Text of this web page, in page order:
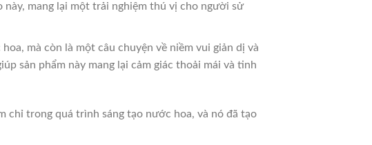
mang lại một trải nghiệm thú vị cho người sử
mà còn là một câu chuyện về niềm vui giản dị và
sản phẩm này mang lại cảm giác thoải mái và tinh
chỉ trong quá trình sáng tạo nước hoa, và nó đã tạo